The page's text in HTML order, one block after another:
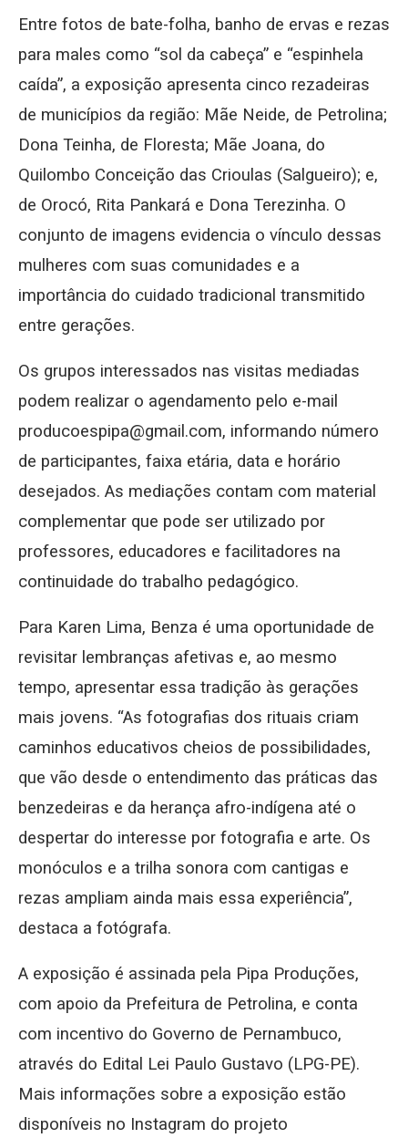
Entre fotos de bate-folha, banho de ervas e rezas
para males como “sol da cabeça” e “espinhela
caída”, a exposição apresenta cinco rezadeiras
de municípios da região: Mãe Neide, de Petrolina;
Dona Teinha, de Floresta; Mãe Joana, do
Quilombo Conceição das Crioulas (Salgueiro); e,
de Orocó, Rita Pankará e Dona Terezinha. O
conjunto de imagens evidencia o vínculo dessas
mulheres com suas comunidades e a
importância do cuidado tradicional transmitido
entre gerações.
Os grupos interessados nas visitas mediadas
podem realizar o agendamento pelo e-mail
producoespipa@gmail.com, informando número
de participantes, faixa etária, data e horário
desejados. As mediações contam com material
complementar que pode ser utilizado por
professores, educadores e facilitadores na
continuidade do trabalho pedagógico.
Para Karen Lima, Benza é uma oportunidade de
revisitar lembranças afetivas e, ao mesmo
tempo, apresentar essa tradição às gerações
mais jovens. “As fotografias dos rituais criam
caminhos educativos cheios de possibilidades,
que vão desde o entendimento das práticas das
benzedeiras e da herança afro-indígena até o
despertar do interesse por fotografia e arte. Os
monóculos e a trilha sonora com cantigas e
rezas ampliam ainda mais essa experiência”,
destaca a fotógrafa.
A exposição é assinada pela Pipa Produções,
com apoio da Prefeitura de Petrolina, e conta
com incentivo do Governo de Pernambuco,
através do Edital Lei Paulo Gustavo (LPG-PE).
Mais informações sobre a exposição estão
disponíveis no Instagram do projeto